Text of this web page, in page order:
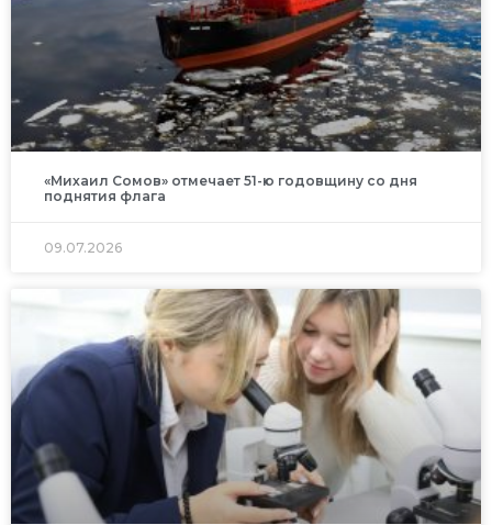
«Михаил Сомов» отмечает 51-ю годовщину со дня
поднятия флага
09.07.2026